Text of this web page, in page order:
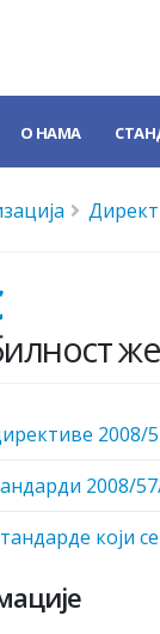
О НАМА
2008/
2008/
који